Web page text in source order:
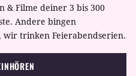
& Filme deiner 3 bis 300
Andere bingen
wir trinken Feierabendserien.